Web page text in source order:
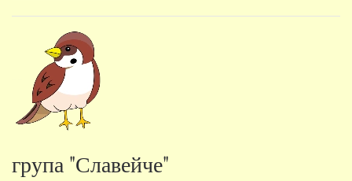
група "Славейче"